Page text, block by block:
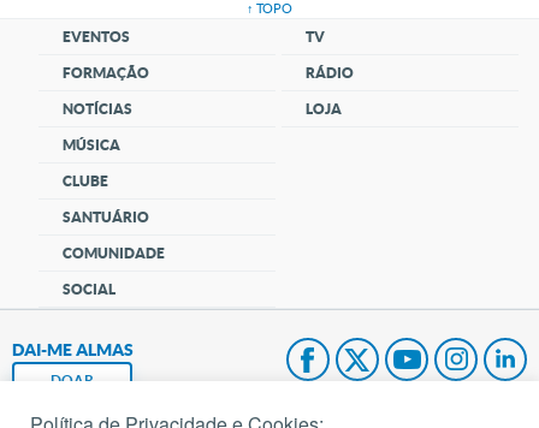
↑ TOPO
EVENTOS
FORMAÇÃO
NOTÍCIAS
MÚSICA
CLUBE
SANTUÁRIO
COMUNIDADE
SOCIAL
TV
RÁDIO
LOJA
DAI-ME ALMAS
DOAR